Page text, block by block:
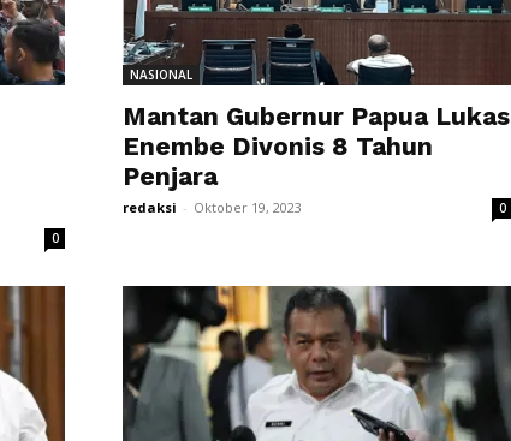
0
NASIONAL
Mantan Gubernur Papua Lukas
Enembe Divonis 8 Tahun
Penjara
redaksi - Oktober 19, 2023 0